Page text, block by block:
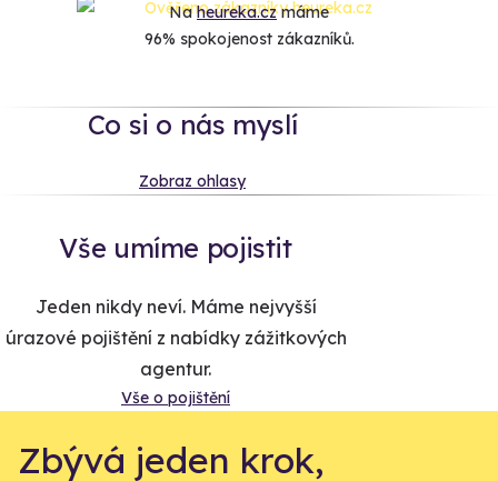
Naheureka.czmáme
96% spokojenost zákazníků.
Co si o nás myslí
Zobraz ohlasy
Vše umíme pojistit
Jeden nikdy neví. Máme nejvyšší
úrazové pojištění z nabídky zážitkových
agentur.
Vše o pojištění
Zbývá jeden krok,